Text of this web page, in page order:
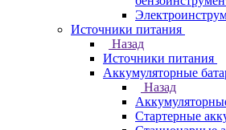
Источники питания
Назад
Источники питания
Аккумуляторные
Назад
Стартерные